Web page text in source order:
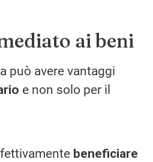
ai beni
può avere vantaggi
e non solo per il
beneficiare